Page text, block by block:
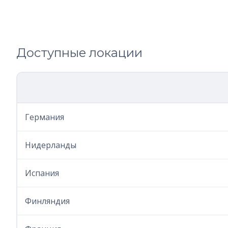
Доступные локации
Германия
Нидерланды
Испания
Финляндия